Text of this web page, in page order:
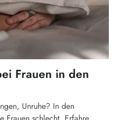
Frauen in den
Unruhe? In den